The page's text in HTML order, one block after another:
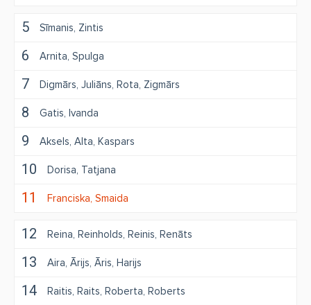
5 Sīmanis Zintis
6 Arnita Spulga
7 Digmārs Juliāns Rota Zigmārs
8 Gatis Ivanda
9 Aksels Alta Kaspars
10 Dorisa Tatjana
11 Franciska Smaida
12 Reina Reinholds Reinis Renāts
13 Aira Ārijs Āris Harijs
14 Raitis Raits Roberta Roberts